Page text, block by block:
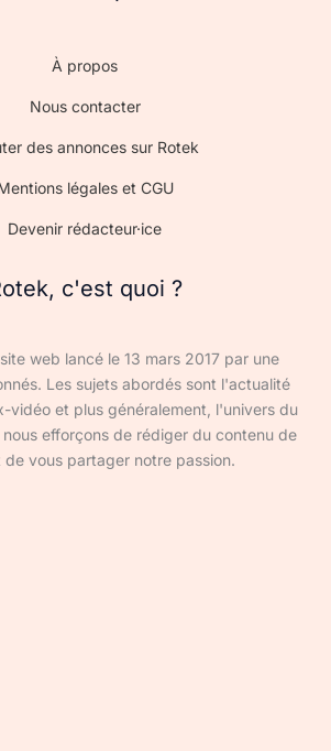
À propos
Nous contacter
des annonces sur Rotek
légales et CGU
Devenir rédacteur·ice
c'est quoi ?
web lancé le 13 mars 2017 par une
Les sujets abordés sont l'actualité
vidéo et plus généralement, l'univers du
efforçons de rédiger du contenu de
de vous partager notre passion.